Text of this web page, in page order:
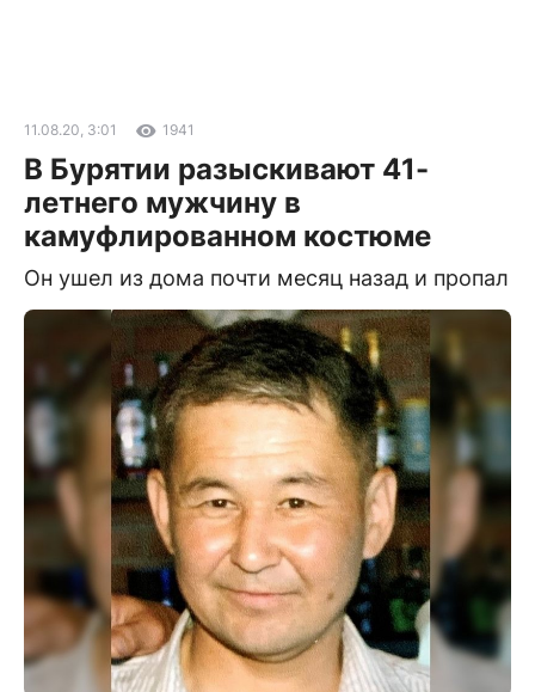
11.08.20, 3:01 1941
В Бурятии разыскивают 41-
летнего мужчину в
камуфлированном костюме
Он ушел из дома почти месяц назад и пропал